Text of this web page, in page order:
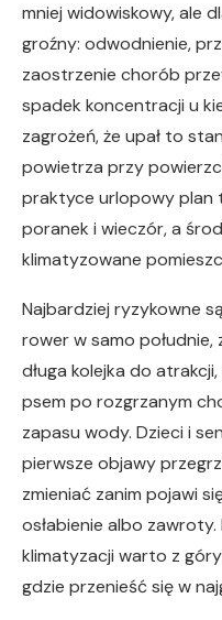
mniej widowiskowy, ale
groźny: odwodnienie,
zaostrzenie chorób
spadek koncentracji u
zagrożeń, że upał to
powietrza przy
praktyce urlopowy plan
poranek i wieczór, a
klimatyzowane
Najbardziej ryzykowne
rower w samo
długa kolejka do
psem po rozgrzanym
zapasu wody. Dzieci i
pierwsze objawy
zmieniać zanim pojawi
osłabienie albo
klimatyzacji warto z
gdzie przenieść się w